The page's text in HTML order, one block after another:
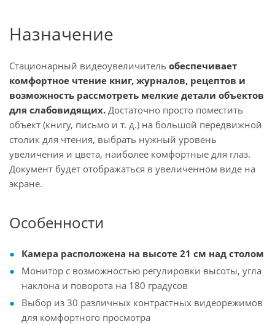
Назначение
Стационарный видеоувеличитель обеспечивает
комфортное чтение книг, журналов, рецептов и
возможность рассмотреть мелкие детали объектов
для слабовидящих. Достаточно просто поместить
объект (книгу, письмо и т. д.) на большой передвижной
столик для чтения, выбрать нужный уровень
увеличения и цвета, наиболее комфортные для глаз.
Документ будет отображаться в увеличенном виде на
экране.
Особенности
Камера расположена на высоте 21 см над столом
Монитор с возможностью регулировки высоты, угла
наклона и поворота на 180 градусов
Выбор из 30 различных контрастных видеорежимов
для комфортного просмотра